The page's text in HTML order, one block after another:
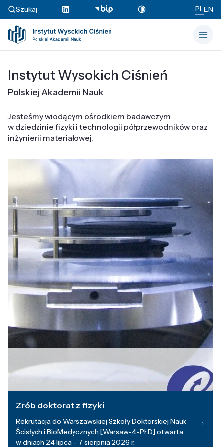
Szukaj PLEN
Instytut Wysokich Ciśnień
Polskiej Akademii Nauk
Jesteśmy wiodącym ośrodkiem badawczym
w dziedzinie fizyki i technologii półprzewodników oraz
inżynierii materiałowej.
Zrób doktorat z fizyki
Rekrutacja do Warszawskiej Szkoły Doktorskiej Nauk
Ścisłych i BioMedycznych [Warsaw-4-PhD] otwarta
w dniach 24 lipca – 7 sierpnia 2026 r.